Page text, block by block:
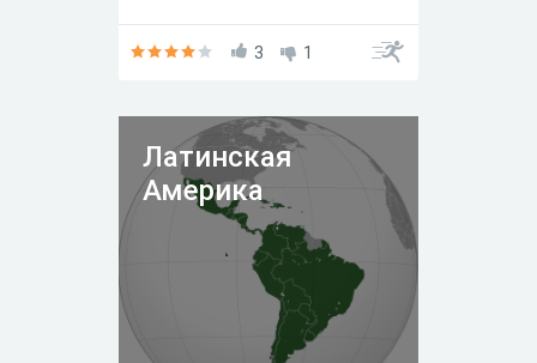
3 1
Латинская
Америка